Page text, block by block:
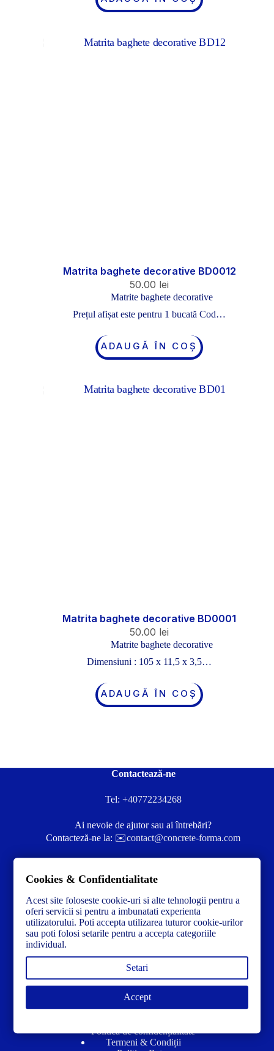
Matrita baghete decorative BD0012
50.00 lei
Matrite baghete decorative
Prețul afișat este pentru 1 bucată Cod…
ADAUGĂ ÎN COȘ
Matrita baghete decorative BD0001
50.00 lei
Matrite baghete decorative
Dimensiuni : 105 x 11,5 x 3,5…
ADAUGĂ ÎN COȘ
Contactează-ne
Tel: +40772234268
Ai nevoie de ajutor sau ai întrebări?
Contacteză-ne la: ✉️contact@concrete-forma.com
Link-uri utile
Politică de confidențialitate
Termeni & Condiții
Cookies & Confidentialitate
Acest site foloseste cookie-uri si alte tehnologii pentru a
oferi servicii si pentru a imbunatati experienta
utilizatorului. Poti accepta utilizarea tuturor cookie-urilor
sau poti folosi setarile pentru a accepta categoriile
individual.
Setari
Accept